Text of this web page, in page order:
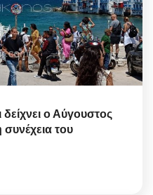
ο Αύγουστος
συνέχεια του